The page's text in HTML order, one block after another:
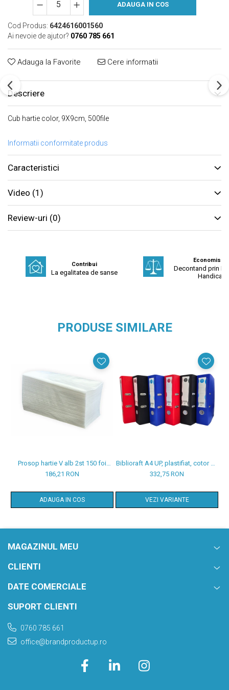
ADAUGA IN COS
Cod Produs: 6424616001560
Ai nevoie de ajutor? 0760 785 661
Adauga la Favorite Cere informatii
Descriere
Cub hartie color, 9X9cm, 500file
Informatii conformitate produs
Caracteristici
Video (1)
Review-uri (0)
Contribui
La egalitatea de sanse
Decontand prin
Handicap
PRODUSE SIMILARE
Prosop hartie V alb 2st 150 foi
23*23cm 20 pachete/set
186,21 RON
ADAUGA IN COS
Biblioraft A4 UP, plastifiat, cotor 80
mm, 25/set
332,75 RON
VEZI VARIANTE
MAGAZINUL MEU
CLIENTI
DATE COMERCIALE
SUPORT CLIENTI
0760 785 661
office@brandproductup.ro